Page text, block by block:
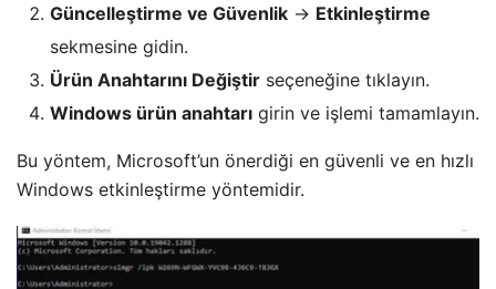
Güncelleştirme ve Güvenlik → Etkinleştirme
sekmesine gidin.
Ürün Anahtarını Değiştir seçeneğine tıklayın.
Windows ürün anahtarı girin ve işlemi tamamlayın.
Bu yöntem, Microsoft’un önerdiği en güvenli ve en hızlı
Windows etkinleştirme yöntemidir.